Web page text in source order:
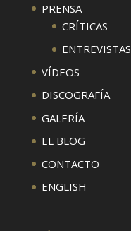
PRENSA
CRÍTICAS
ENTREVISTAS
VÍDEOS
DISCOGRAFÍA
GALERÍA
EL BLOG
CONTACTO
ENGLISH